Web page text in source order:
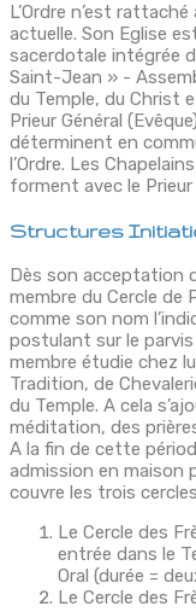
L’Ordre n’est
actuelle. Son Eglise
sacerdotale intégrée
Saint-Jean » -
du Temple, du Christ
Prieur Général
déterminent en
l’Ordre. Les
forment avec le
Structures
Dès son acceptation
membre du Cercle de
comme son nom
postulant sur le
membre étudie chez
Tradition, de
du Temple. A cela
méditation, des
A la fin de cette
admission en maison
couvre les trois
Le Cercle des
entrée dans le
Oral (durée =
Le Cercle des